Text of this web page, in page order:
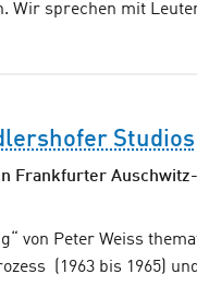
Wir sprechen mit
Studios
Frankfurter
von Peter Weiss
(1963 bis 1965)